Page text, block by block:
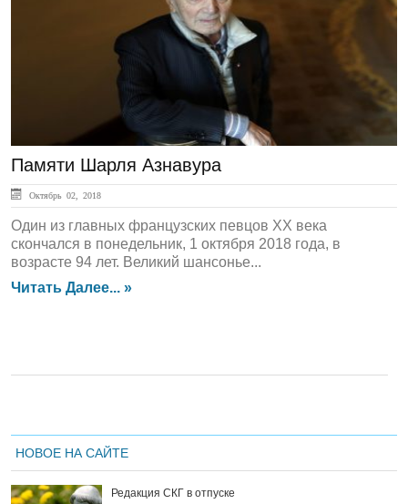
Памяти Шарля Азнавура
Октябрь 02, 2018
Один из главных французских певцов ХХ века
скончался в понедельник, 1 октября 2018 года, в
возрасте 94 лет. Великий шансонье...
Читать Далее... »
НОВОЕ НА САЙТЕ
Редакция СКГ в отпуске